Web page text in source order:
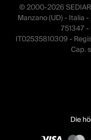
© 2000-2026
Manzano (UD) - Italia -
751347
IT02535810309 -
Cap.
Die